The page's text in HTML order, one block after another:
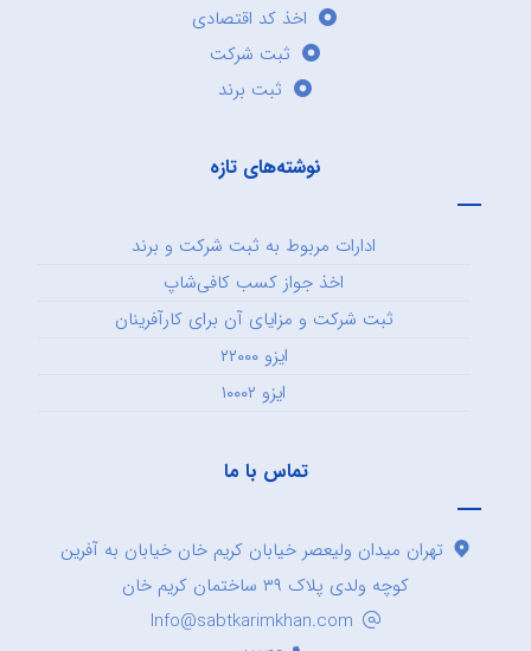
اخذ کد اقتصادی
ثبت شرکت
ثبت برند
نوشته‌های تازه
ادارات مربوط به ثبت شرکت و برند
اخذ جواز کسب کافی‌شاپ
ثبت شرکت و مزایای آن برای کارآفرینان
ایزو ۲۲۰۰۰
ایزو ۱۰۰۰۲
تماس با ما
تهران میدان ولیعصر خیابان کریم خان خیابان به آفرین
کوچه ولدی پلاک ۳۹ ساختمان کریم خان
Info@sabtkarimkhan.com